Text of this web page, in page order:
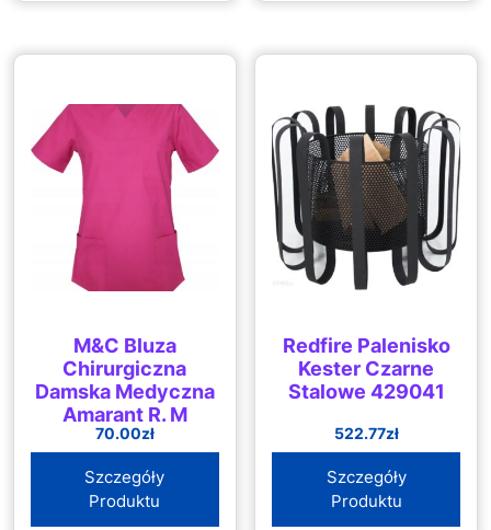
M&C Bluza
Chirurgiczna
Damska Medyczna
Amarant R. M
70.00zł
Szczegóły
Produktu
Redfire Palenisko
Kester Czarne
Stalowe 429041
522.77zł
Szczegóły
Produktu